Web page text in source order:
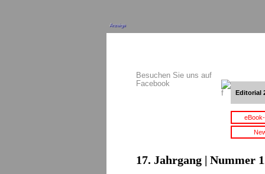
Anzeige
Besuchen Sie uns auf
Facebook
Editorial
17. Jahrgang | Nummer